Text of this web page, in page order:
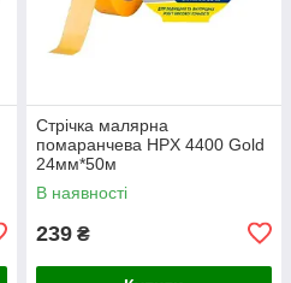
Стрічка малярна
помаранчева HPX 4400 Gold
24мм*50м
В наявності
239 ₴